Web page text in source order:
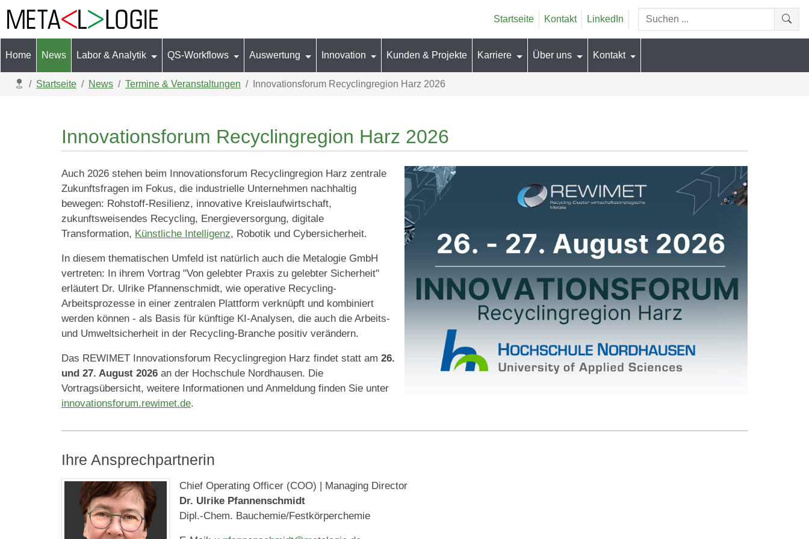
Startseite Kontakt LinkedIn Suchen...
Home News Labor & Analytik QS-Workflows Auswertung Innovation Kunden & Projekte Karriere Über uns Kontakt
Aktuelle Seite:
Startseite News Termine & Veranstaltungen Innovationsforum Recyclingregion Harz 2026
Innovationsforum Recyclingregion Harz 2026
Auch 2026 stehen beim Innovationsforum Recyclingregion Harz zentrale
Zukunftsfragen im Fokus, die industrielle Unternehmen nachhaltig
bewegen: Rohstoff-Resilienz, innovative Kreislaufwirtschaft,
zukunftsweisendes Recycling, Energieversorgung, digitale
Transformation, Künstliche Intelligenz, Robotik und Cybersicherheit.
In diesem thematischen Umfeld ist natürlich auch die Metalogie GmbH
vertreten: In ihrem Vortrag "Von gelebter Praxis zu gelebter Sicherheit"
erläutert Dr. Ulrike Pfannenschmidt, wie operative Recycling-
Arbeitsprozesse in einer zentralen Plattform verknüpft und kombiniert
werden können - als Basis für künftige KI-Analysen, die auch die Arbeits-
und Umweltsicherheit in der Recycling-Branche positiv verändern.
Das REWIMET Innovationsforum Recyclingregion Harz findet statt am 26.
und 27. August 2026 an der Hochschule Nordhausen. Die
Vortragsübersicht, weitere Informationen und Anmeldung finden Sie unter
innovationsforum.rewimet.de.
Ihre Ansprechpartnerin
Chief Operating Officer (COO) | Managing Director
Dr. Ulrike Pfannenschmidt
Dipl.-Chem. Bauchemie/Festkörperchemie